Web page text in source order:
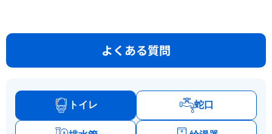
よくある質問
トイレ 蛇口